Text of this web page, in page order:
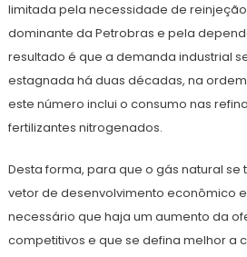
limitada pela necessidade de
dominante da Petrobras e pela
resultado é que a demanda industrial
estagnada há duas décadas, na
este número inclui o consumo nas
fertilizantes nitrogenados.
Desta forma, para que o gás natural
vetor de desenvolvimento econômico
necessário que haja um aumento da
competitivos e que se defina melhor a